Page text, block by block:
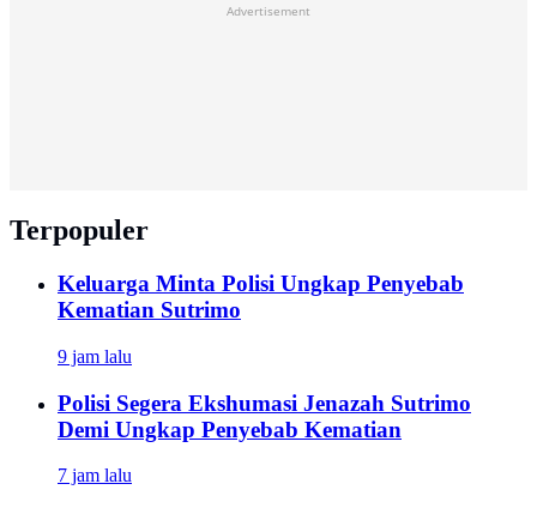
Advertisement
Terpopuler
Keluarga Minta Polisi Ungkap Penyebab
Kematian Sutrimo
9 jam lalu
Polisi Segera Ekshumasi Jenazah Sutrimo
Demi Ungkap Penyebab Kematian
7 jam lalu